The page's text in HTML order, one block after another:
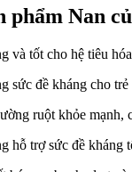
Nga
phẩm Nan
và tốt cho hệ tiêu hóa
sức đề kháng cho
ruột khỏe mạnh,
hỗ trợ sức đề kháng